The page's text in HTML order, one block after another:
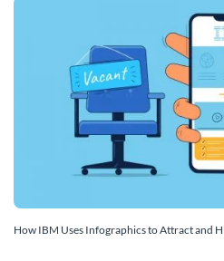
How IBM Uses Infographics to Attract and